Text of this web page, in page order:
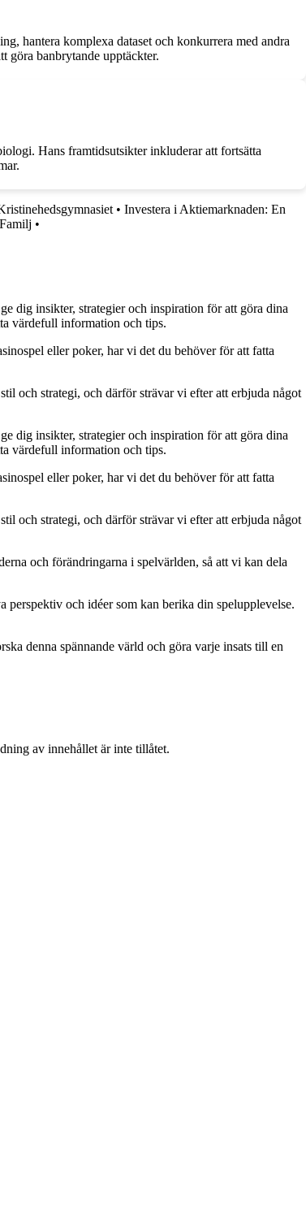
hantera komplexa dataset och konkurrera med andra
göra banbrytande upptäckter.
Hans framtidsutsikter inkluderar att fortsätta
• Investera i Aktiemarknaden: En
•
dig insikter, strategier och inspiration för att göra dina
värdefull information och tips.
eller poker, har vi det du behöver för att fatta
och strategi, och därför strävar vi efter att erbjuda något
dig insikter, strategier och inspiration för att göra dina
värdefull information och tips.
eller poker, har vi det du behöver för att fatta
och strategi, och därför strävar vi efter att erbjuda något
och förändringarna i spelvärlden, så att vi kan dela
perspektiv och idéer som kan berika din spelupplevelse.
denna spännande värld och göra varje insats till en
av innehållet är inte tillåtet.